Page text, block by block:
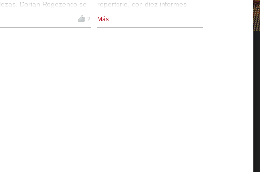
Dorian Rogozenco se
llenar este vacío con su
columna sobre este tema
2
repertorio, con diez informes
Apertura Reti hasta el Sistema
Más...